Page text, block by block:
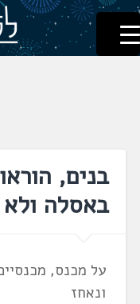
דלג
לתוכן
לשוניאדה
עברית. לשון. שפה
בנים,
באסלה
על מכנס,
ונאחז